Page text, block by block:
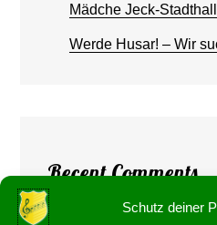
Schutz deiner
Mädche Jeck-
Werde Husar! – Wir
Recent Comments
Georg Buchholzzu